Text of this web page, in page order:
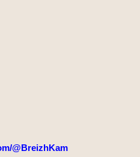
@BreizhKam